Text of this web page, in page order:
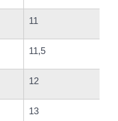
11
11,5
12
13